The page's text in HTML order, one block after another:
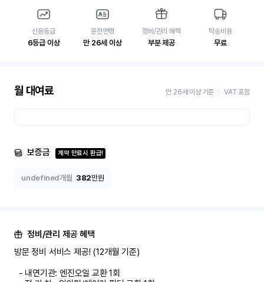
신용등급
6등급 이상
운전연령
만 26세 이상
정비/관리 혜택
부분 제공
탁송비용
무료
월 대여료 만 26세 이상 기준 VAT 포함
보증금 계약 만료시 환급!
undefined개월 382만원
정비/관리 제공 혜택
방문 정비 서비스 제공! (12개월 기준)